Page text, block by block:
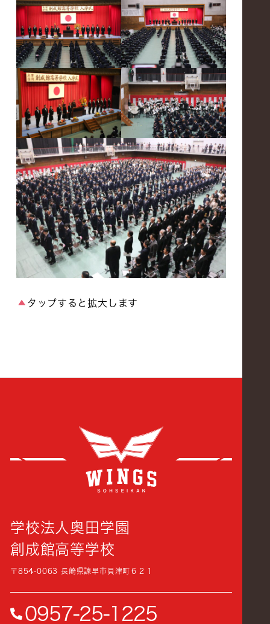
タップすると拡大します
学校法人奥田学園
創成館高等学校
〒854-0063 長崎県諫早市貝津町６２１
0957-25-1225